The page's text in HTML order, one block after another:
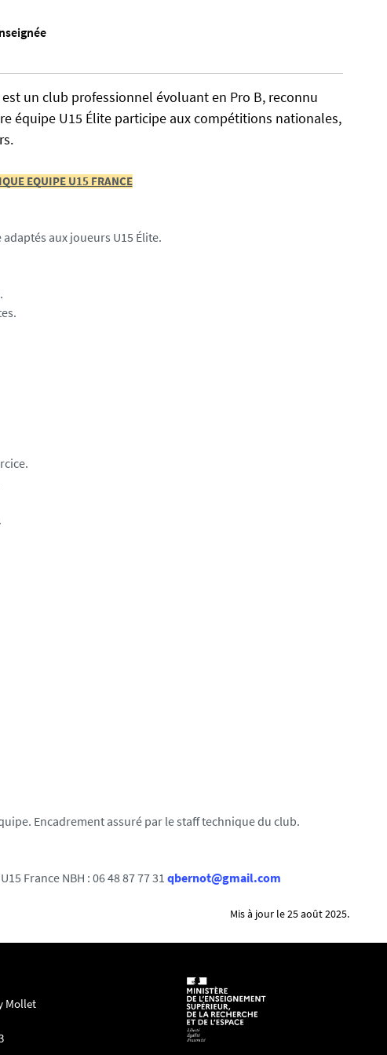
un club professionnel évoluant en Pro B, reconnu
équipe U15 Élite participe aux compétitions nationales,
EQUIPE U15 FRANCE
aux joueurs U15 Élite.
Encadrement assuré par le staff technique du club.
France NBH : 06 48 87 77 31 qbernot@gmail.com
Mis à jour le 25 août 2025.
Mollet